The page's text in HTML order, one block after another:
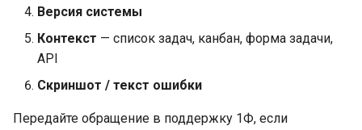
Версия системы
Контекст — список задач, канбан, форма задачи,
API
Скриншот / текст ошибки
Передайте обращение в поддержку 1Ф, если